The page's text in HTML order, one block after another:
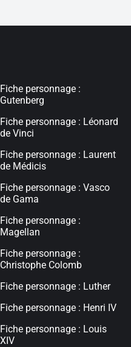
Fiche personnage :
Gutenberg
Fiche personnage : Léonard
de Vinci
Fiche personnage : Laurent
de Médicis
Fiche personnage : Vasco
de Gama
Fiche personnage :
Magellan
Fiche personnage :
Christophe Colomb
Fiche personnage : Luther
Fiche personnage : Henri IV
Fiche personnage : Louis
XIV